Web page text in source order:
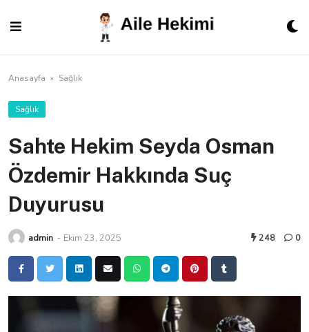
content
Anasayfa » Sağlık
Sağlık
Sahte Hekim Seyda Osman
Özdemir Hakkında Suç
Duyurusu
admin - Ekim 23, 2025 248 0